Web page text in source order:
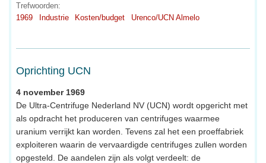
Trefwoorden:
1969
Industrie Kosten/budget Urenco/UCN Almelo
Oprichting UCN
4 november 1969
De Ultra-Centrifuge Nederland NV (UCN) wordt opgericht met
als opdracht het produceren van centrifuges waarmee
uranium verrijkt kan worden. Tevens zal het een proeffabriek
exploiteren waarin de vervaardigde centrifuges zullen worden
opgesteld. De aandelen zijn als volgt verdeelt: de